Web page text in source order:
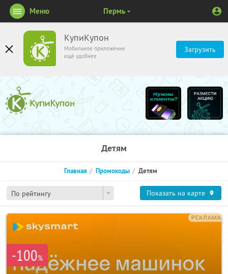
КупиКупон
Мобильное приложение
ещё удобнее
Загрузить
Меню Пермь
Детям
По рейтингу
Главная Промокоды Детям
Показать на карте
-100%